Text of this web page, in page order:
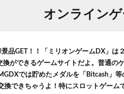
オンライン
品GET！！「ミリオンゲームDX」は
換ができるゲームサイトだよ。普通の
では貯めたメダルを「Bitcash」等
換できちゃうよ！特にスロットゲーム